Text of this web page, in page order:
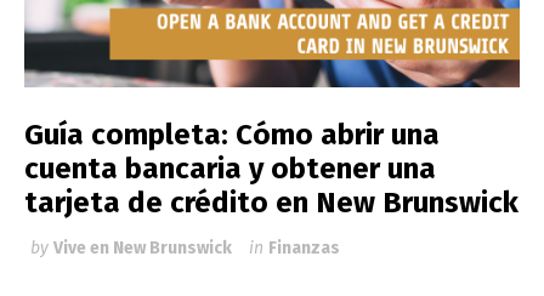
Guía completa: Cómo abrir una
cuenta bancaria y obtener una
tarjeta de crédito en New Brunswick
by Vive en New Brunswick in Finanzas